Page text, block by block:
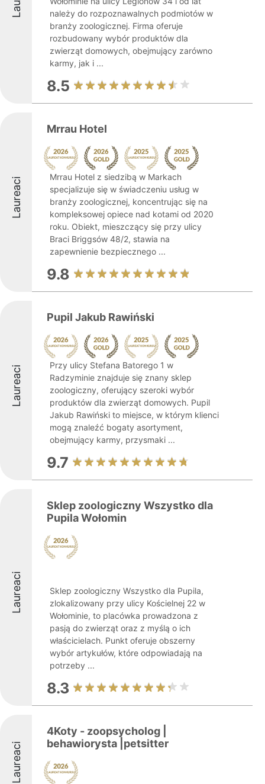
należy do rozpoznawalnych podmiotów w
branży zoologicznej. Firma oferuje
rozbudowany wybór produktów dla
zwierząt domowych, obejmujący zarówno
karmy, jak i ...
8.5
Laureaci
Mrrau Hotel
Mrrau Hotel z siedzibą w Markach
specjalizuje się w świadczeniu usług w
branży zoologicznej, koncentrując się na
kompleksowej opiece nad kotami od 2020
roku. Obiekt, mieszczący się przy ulicy
Braci Briggsów 48/2, stawia na
zapewnienie bezpiecznego ...
9.8
Laureaci
Pupil Jakub Rawiński
Przy ulicy Stefana Batorego 1 w
Radzyminie znajduje się znany sklep
zoologiczny, oferujący szeroki wybór
produktów dla zwierząt domowych. Pupil
Jakub Rawiński to miejsce, w którym klienci
mogą znaleźć bogaty asortyment,
obejmujący karmy, przysmaki ...
9.7
Laureaci
Sklep zoologiczny Wszystko dla
Pupila Wołomin
Sklep zoologiczny Wszystko dla Pupila,
zlokalizowany przy ulicy Kościelnej 22 w
Wołominie, to placówka prowadzona z
pasją do zwierząt oraz z myślą o ich
właścicielach. Punkt oferuje obszerny
wybór artykułów, które odpowiadają na
potrzeby ...
8.3
Laureaci
4Koty - zoopsycholog |
behawiorysta |petsitter